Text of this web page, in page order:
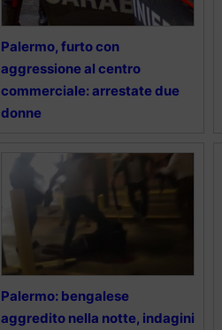
Palermo, furto con
aggressione al centro
commerciale: arrestate due
donne
Palermo: bengalese
aggredito nella notte, indagini